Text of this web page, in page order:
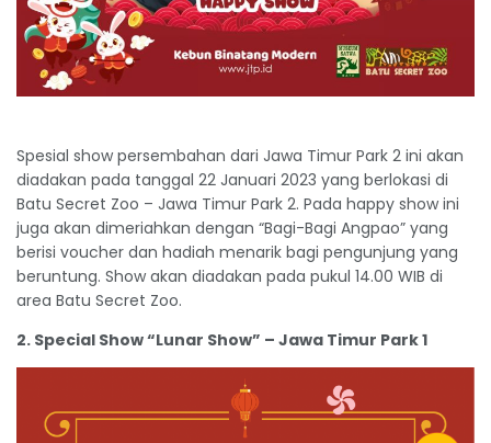
Spesial show persembahan dari Jawa Timur Park 2 ini akan
diadakan pada tanggal 22 Januari 2023 yang berlokasi di
Batu Secret Zoo – Jawa Timur Park 2. Pada happy show ini
juga akan dimeriahkan dengan “Bagi-Bagi Angpao” yang
berisi voucher dan hadiah menarik bagi pengunjung yang
beruntung. Show akan diadakan pada pukul 14.00 WIB di
area Batu Secret Zoo.
2. Special Show “Lunar Show” – Jawa Timur Park 1